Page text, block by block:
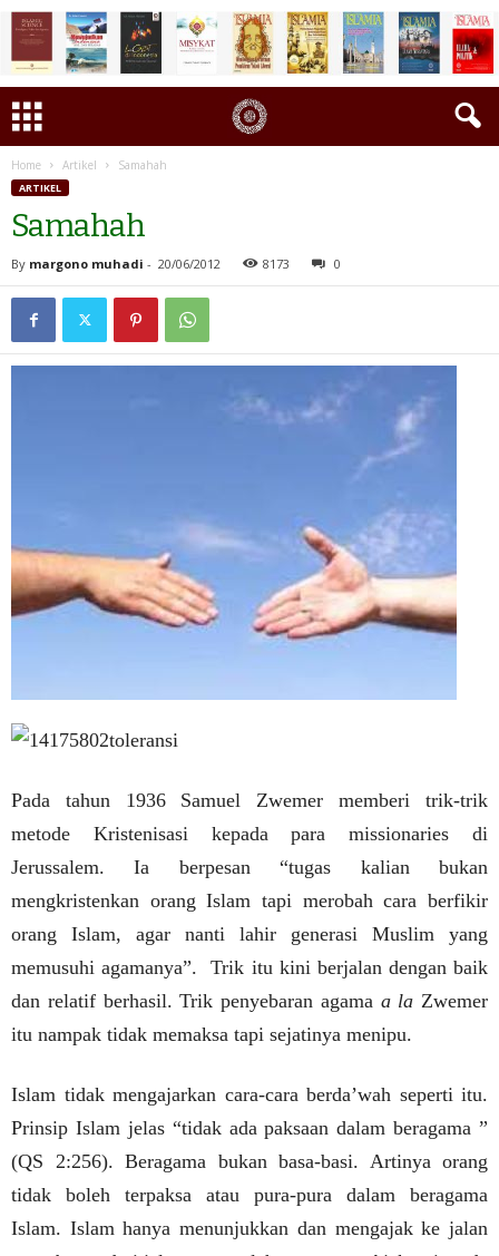
Home Artikel Samahah
ARTIKEL
Samahah
By margono muhadi - 20/06/2012 8173 0
Pada tahun 1936 Samuel Zwemer memberi trik-trik
metode Kristenisasi kepada para missionaries di
Jerussalem. Ia berpesan “tugas kalian bukan
mengkristenkan orang Islam tapi merobah cara berfikir
orang Islam, agar nanti lahir generasi Muslim yang
memusuhi agamanya”. Trik itu kini berjalan dengan baik
dan relatif berhasil. Trik penyebaran agamaa la Zwemer
itu nampak tidak memaksa tapi sejatinya menipu.
Islam tidak mengajarkan cara-cara berda’wah seperti itu.
Prinsip Islam jelas “tidak ada paksaan dalam beragama ”
(QS 2:256). Beragama bukan basa-basi. Artinya orang
tidak boleh terpaksa atau pura-pura dalam beragama
Islam. Islam hanya menunjukkan dan mengajak ke jalan